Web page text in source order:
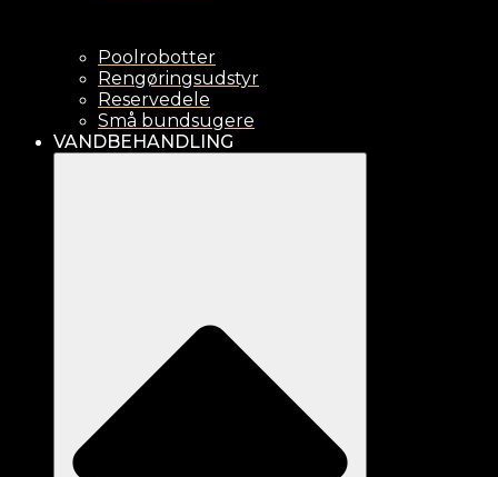
Poolrobotter
Rengøringsudstyr
Reservedele
Små bundsugere
VANDBEHANDLING